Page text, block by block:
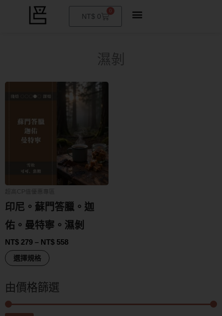
NT$ 0
0
購
濕剝
由價格篩選
超高CP值優惠專區
印尼。蘇門答臘。迦
佑。曼特寧。濕剝
NT$ 279 – NT$ 558
選擇規格